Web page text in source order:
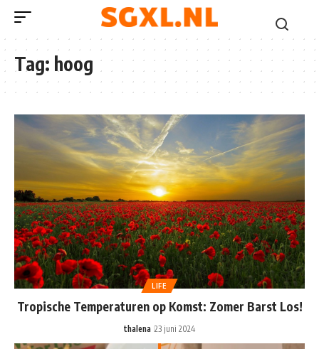
Tag: hoog
LIFE
Tropische Temperaturen op Komst: Zomer Barst Los!
thalena 23 juni 2024